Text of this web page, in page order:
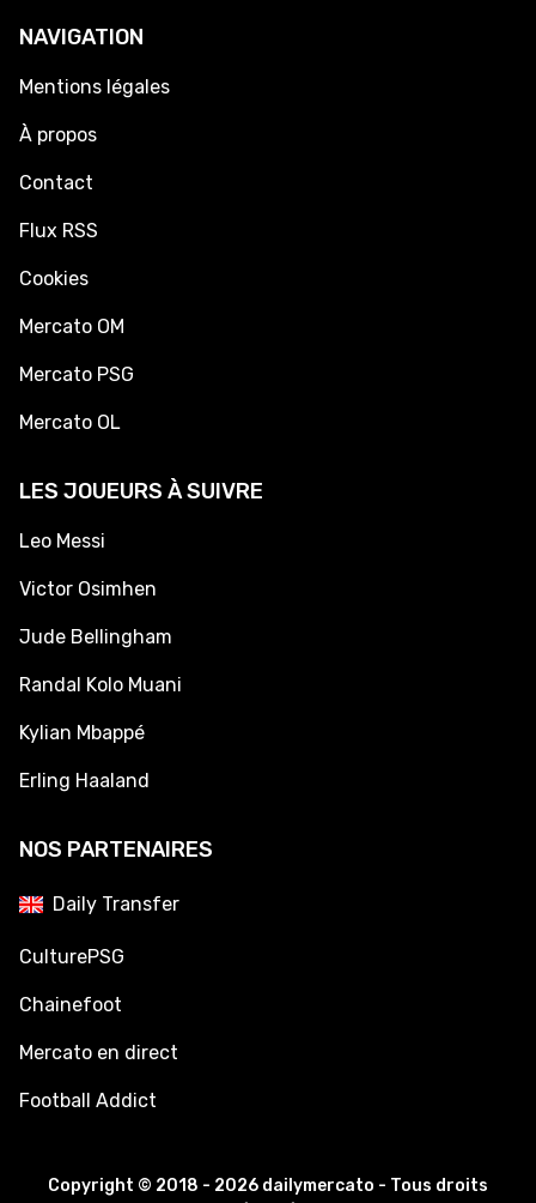
NAVIGATION
Mentions légales
À propos
Contact
Flux RSS
Cookies
Mercato OM
Mercato PSG
Mercato OL
LES JOUEURS À SUIVRE
Leo Messi
Victor Osimhen
Jude Bellingham
Randal Kolo Muani
Kylian Mbappé
Erling Haaland
NOS PARTENAIRES
Daily Transfer
CulturePSG
Chainefoot
Mercato en direct
Football Addict
Copyright © 2018 - 2026 dailymercato - Tous droits